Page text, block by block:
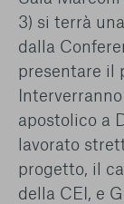
conto del fatto
condizionare
funzionamento.
selezione
stata
equivarrà a
possibile
Cookie
3) si terrà
dalla
presentare il
apostolico a
lavorato
progetto, il
della CEI, e